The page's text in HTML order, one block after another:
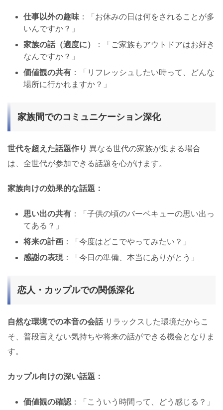
仕事以外の趣味 ：「お休みの日は何をされることが多
いんですか？」
家族の話（適度に）
：「ご家族もアウトドアはお好き
なんですか？」
価値観の共有 ：「リフレッシュしたい時って、どんな
場所に行かれますか？」
家族間でのコミュニケーション深化
世代を超えた話題作り 異なる世代の家族が集まる場合
は、全世代が参加できる話題を心がけます。
家族向けの効果的な話題：
思い出の共有 ：「子供の頃のバーベキューの思い出っ
てある？」
将来の計画 ：「今度はどこでやってみたい？」
感謝の表現：「今日の準備、本当にありがとう」
恋人・カップルでの関係深化
自然な環境での本音の会話リラックスした環境だからこ
そ、普段言えない気持ちや将来の話ができる機会となりま
す。
カップル向けの深い話題：
価値観の確認 ：「こういう時間って、どう感じる？」